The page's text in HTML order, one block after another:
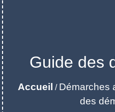
Guide des
Accueil / Démarches
des